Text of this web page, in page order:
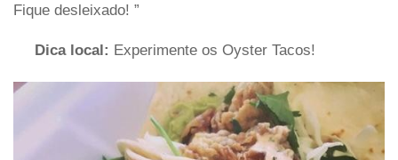
Fique desleixado! ”
Dica local: Experimente os Oyster Tacos!